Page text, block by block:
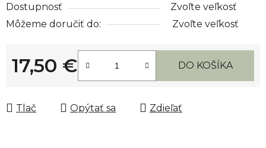
Dostupnosť
Zvoľte veľkosť
Môžeme doručiť do:
Zvoľte veľkosť
17,50 €
Jednotková cena:
DO KOŠÍKA
Tlač Opýtať sa Zdieľať